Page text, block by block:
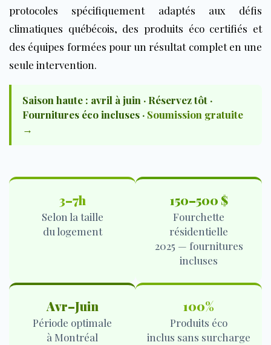
protocoles spécifiquement adaptés aux défis
climatiques québécois, des produits éco certifiés et
des équipes formées pour un résultat complet en une
seule intervention.
Saison haute : avril à juin · Réservez tôt ·
Fournitures éco incluses · Soumission gratuite
→
3–7h
Selon la taille
du logement
150–500 $
Fourchette
résidentielle
2025 — fournitures
incluses
Avr–Juin
Période optimale
à Montréal
100%
Produits éco
inclus sans surcharge